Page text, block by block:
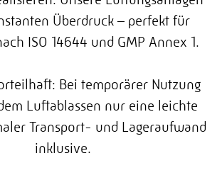
Überdruck – perfekt für
ISO 14644 und GMP Annex 1.
Bei temporärer Nutzung
Luftablassen nur eine leichte
Transport- und Lageraufwand
inklusive.